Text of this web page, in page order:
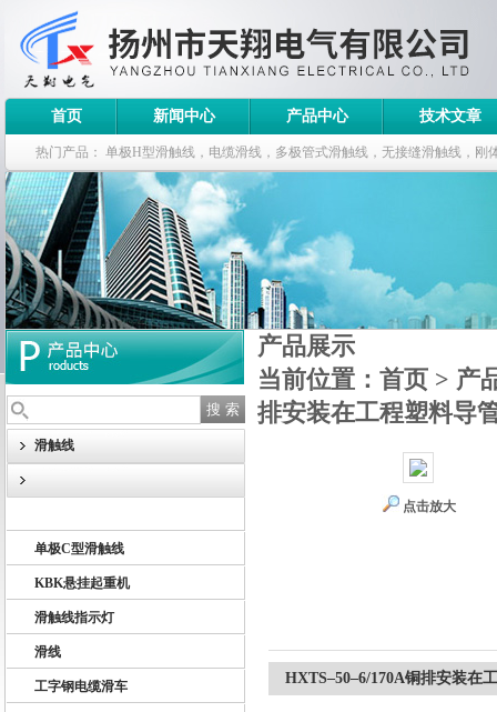
扬州市天翔电气有限公司
首页 新闻中心 产品中心 技术文章
热门产品： 单极H型滑触线，电缆滑线，多极管式滑触线，无接缝滑触线，刚
钢电缆滑车
滑触线
U10型滑触线
单极C型滑触线
KBK悬挂起重机
滑触线指示灯
滑线
工字钢电缆滑车
产品展示
当前位置： 首页 > 产
排安装在工程塑料导
点击放大
HXTS–50–6/170A铜排安装在